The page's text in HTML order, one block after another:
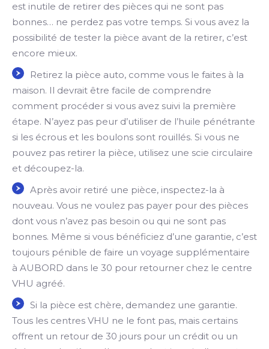
est inutile de retirer des pièces qui ne sont pas
bonnes… ne perdez pas votre temps. Si vous avez la
possibilité de tester la pièce avant de la retirer, c’est
encore mieux.
Retirez la pièce auto, comme vous le faites à la
maison. Il devrait être facile de comprendre
comment procéder si vous avez suivi la première
étape. N’ayez pas peur d’utiliser de l’huile pénétrante
si les écrous et les boulons sont rouillés. Si vous ne
pouvez pas retirer la pièce, utilisez une scie circulaire
et découpez-la.
Après avoir retiré une pièce, inspectez-la à
nouveau. Vous ne voulez pas payer pour des pièces
dont vous n’avez pas besoin ou qui ne sont pas
bonnes. Même si vous bénéficiez d’une garantie, c’est
toujours pénible de faire un voyage supplémentaire
à AUBORD dans le 30 pour retourner chez le centre
VHU agréé.
Si la pièce est chère, demandez une garantie.
Tous les centres VHU ne le font pas, mais certains
offrent un retour de 30 jours pour un crédit ou un